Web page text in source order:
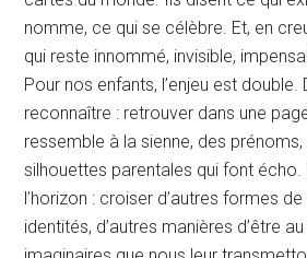
nomme, ce qui se célèbre. Et, en
qui reste innommé, invisible,
Pour nos enfants, l’enjeu est double.
reconnaître : retrouver dans une
ressemble à la sienne, des
silhouettes parentales qui font écho.
l’horizon : croiser d’autres formes
identités, d’autres manières d’être